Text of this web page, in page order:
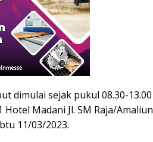
dimulai sejak pukul 08.30-13.00
Madani Jl. SM Raja/Amaliun
11/03/2023.